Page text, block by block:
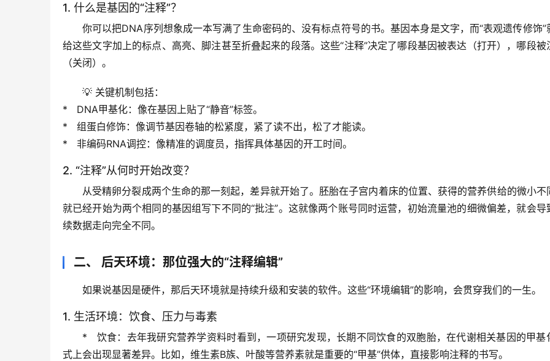
1. 什么是基因的“注释”？
你可以把DNA序列想象成一本写满了生命密码的、没有标点符号的书。基因本身是文字，而“表观遗传修饰”
给这些文字加上的标点、高亮、脚注甚至折叠起来的段落。这些“注释”决定了哪段基因被表达（打开），哪段被
（关闭）。
💡 关键机制包括：
* DNA甲基化：像在基因上贴了“静音”标签。
* 组蛋白修饰：像调节基因卷轴的松紧度，紧了读不出，松了才能读。
*   非编码RNA调控：像精准的调度员，指挥具体基因的开工时间。
2. “注释”从何时开始改变？
从受精卵分裂成两个生命的那一刻起，差异就开始了。胚胎在子宫内着床的位置、获得的营养供给的微小不
就已经开始为两个相同的基因组写下不同的“批注”。这就像两个账号同时运营，初始流量池的细微偏差，就会导
续数据走向完全不同。
二、 后天环境：那位强大的“注释编辑”
如果说基因是硬件，那后天环境就是持续升级和安装的软件。这些“环境编辑”的影响，会贯穿我们的一生。
1. 生活环境：饮食、压力与毒素
* 饮食：去年我研究营养学资料时看到，一项研究发现，长期不同饮食的双胞胎，在代谢相关基因的甲基
式上会出现显著差异。比如，维生素B族、叶酸等营养素就是重要的“甲基”供体，直接影响注释的书写。